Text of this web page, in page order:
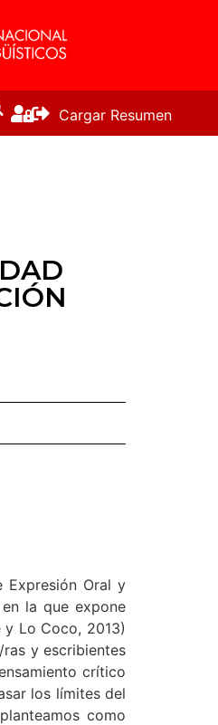
Cargar Resumen
Expresión Oral y
la que expone
Lo Coco, 2013)
y escribientes
crítico
los límites del
como